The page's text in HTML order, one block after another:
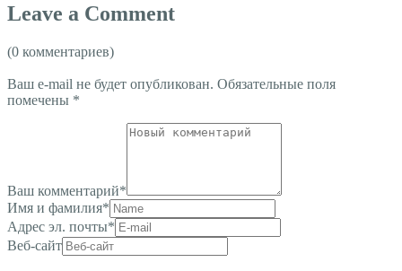
Leave a Comment
(0 комментариев)
Ваш e-mail не будет опубликован. Обязательные поля
помечены *
Ваш комментарий*
Имя и фамилия*
Адрес эл. почты*
Веб-сайт